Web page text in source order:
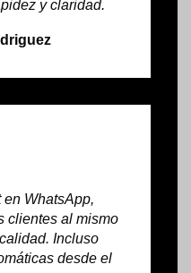
y claridad.
WhatsApp,
clientes al mismo
Incluso
desde el